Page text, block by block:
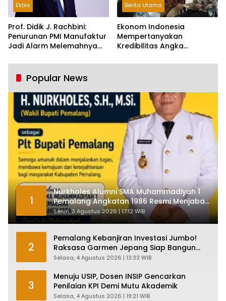
Ekbis
Prof. Didik J. Rachbini:
Penurunan PMI Manufaktur
Jadi Alarm Melemahnya
Berita Utama
Ekonom Indonesia
Mempertanyakan
Kredibilitas Angka
Tumbuh Tapi Rapuh
Popular News
1
Nurkholes Alumni SMA Muhammadiyah 1
Pemalang Angkatan 1986 Resmi Menjabat
Plt Bupati, Inilah Pesan Ketua Asmam 86
Senin, 3 Agustus 2026 | 17:12 WIB
2
Pemalang Kebanjiran Investasi Jumbo!
Raksasa Garmen Jepang Siap Bangun
Pabrik dan Serap Ribuan Tenaga Kerja
Selasa, 4 Agustus 2026 | 13:33 WIB
3
Menuju USIP, Dosen INSIP Gencarkan
Penilaian KPI Demi Mutu Akademik
Selasa, 4 Agustus 2026 | 19:21 WIB